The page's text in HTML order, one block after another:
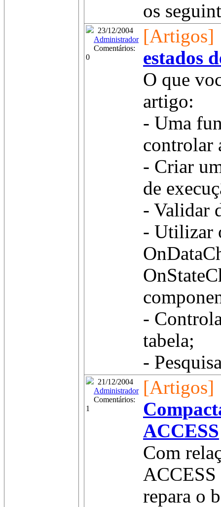
os
23/12/2004
Administrador
Comentários:
0
[Artigos]
estados
O que
artigo:
- Uma
controlar
- Criar
de
- Validar
- Utilizar
-
tabela;
-
21/12/2004
Administrador
Comentários:
1
[Artigos]
ACCESS
Com
repara o